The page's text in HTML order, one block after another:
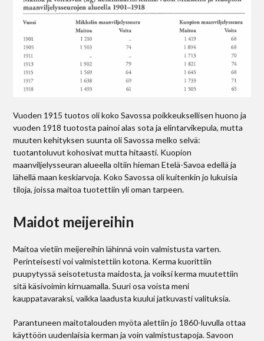
Vuoden 1915 tuotos oli koko Savos­sa poikkeuksellisen huono ja
vuoden 1918 tuotosta painoi alas sota ja elintarvikepula, mutta
muuten kehityksen suunta oli Savossa melko selvä:
tuotantoluvut kohosivat mutta hitaasti. Kuopion
maanviljelysseuran alueella oltiin hieman Etelä-Savoa edellä ja
lähellä maan keskiarvoja. Koko Savossa oli kuitenkin jo lukuisia
tiloja, joissa maitoa tuotettiin yli oman tarpeen.
Maidot meijereihin
Maitoa vietiin meijereihin lähinnä voin valmistusta varten.
Perinteisesti voi valmistettiin kotona. Kerma kuorittiin
puupytyssä seisotetusta maidosta, ja voiksi kerma muutettiin
sitä käsivoimin kirnuamalla. Suuri osa voista meni
kauppatavaraksi, vaikka laadusta kuului jatkuvasti valituksia.
Parantuneen maitotalouden myöta alettiin jo 1860-luvulla ottaa
käyttöön uudenlaisia kerman ja voin valmistustapoja. Savoon